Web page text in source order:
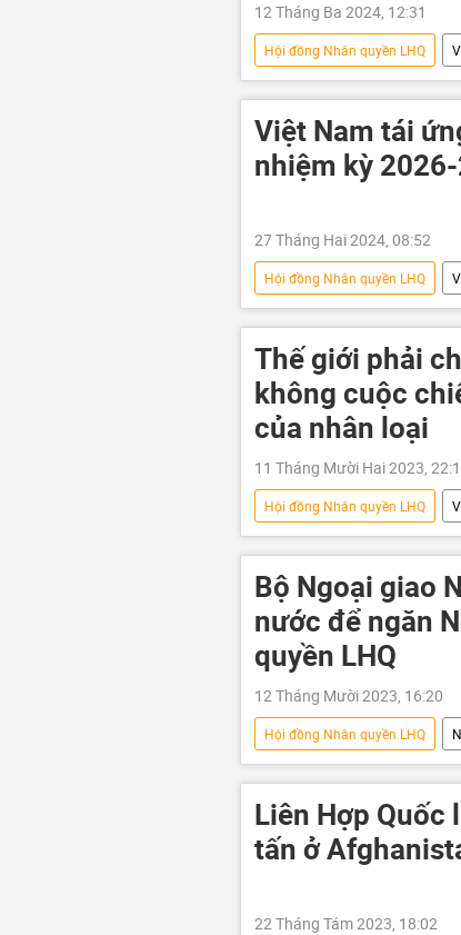
12 Tháng Ba 2024, 12:31
Hội đồng Nhân quyền LHQ
Hoa Kỳ
Bộ Ngoại giao
ngoại giao
Việt Nam tái
nhiệm kỳ
27 Tháng Hai 2024, 08:52
Hội đồng Nhân quyền LHQ
Ủy ban nhân quyền Liên Hiệp
Thế giới phải
không cuộc
của nhân loại
11 Tháng Mười Hai 2023,
Hội đồng Nhân quyền LHQ
Quan điểm-Ý kiến
y tế
Thế giới
Bộ Ngoại giao
nước để ngăn
quyền LHQ
12 Tháng Mười 2023, 16:20
Hội đồng Nhân quyền LHQ
Hoa Kỳ
Liên Hợp Quốc
tấn ở
22 Tháng Tám 2023, 18:02